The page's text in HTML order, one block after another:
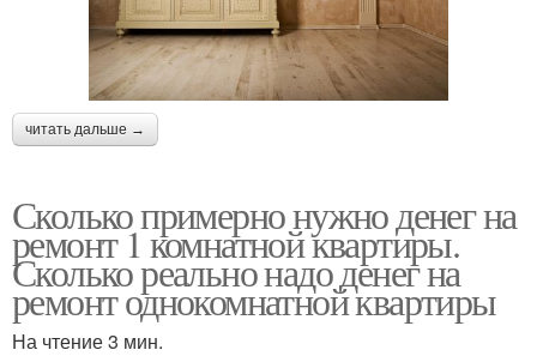
читать дальше →
Сколько примерно нужно денег на
ремонт 1 комнатной квартиры.
Сколько реально надо денег на
ремонт однокомнатной квартиры
На чтение 3 мин.